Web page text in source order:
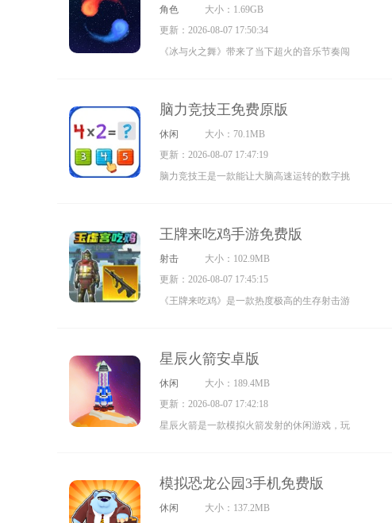
式，一步步重建繁荣的家园。作为村庄的领
主，你得从零开始建设并发展自己的村庄。
角色
大小：1.69GB
更新：2026-08-07 17:50:34
《冰与火之舞》带来了当下超火的音乐节奏闯
脑力竞技王免费原版
休闲
大小：70.1MB
更新：2026-08-07 17:47:19
脑力竞技王是一款能让大脑高速运转的数字挑
案。稍有迟疑就可能功亏一篑，不过答对时的
那种成就感足以让你忘却所有紧张感，只想接
着再来一局。每天的挑战主题都不一样，周一
王牌来吃鸡手游免费版
射击
大小：102.9MB
更新：2026-08-07 17:45:15
《王牌来吃鸡》是一款热度极高的生存射击游
角下实现灵活位移，既能巧妙规避敌人攻击，
又能出其不意突袭对手。在这场紧张刺激的对
战中，玩家需争夺最终胜利，感受仙界版“吃
鸡”的终极目标。
星辰火箭安卓版
休闲
大小：189.4MB
更新：2026-08-07 17:42:18
星辰火箭是一款模拟火箭发射的休闲游戏，玩
探索感的星际之旅。持续解锁新配件，对火箭
进行升级，让它能飞得更高更远，这会带来满
模拟恐龙公园3手机免费版
休闲
大小：137.2MB